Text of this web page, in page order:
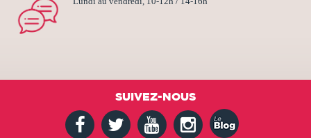
SUIVEZ-NOUS